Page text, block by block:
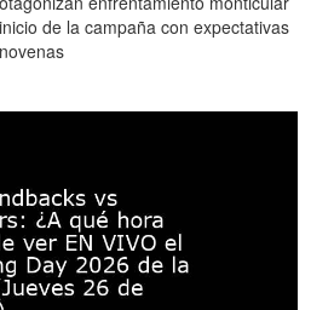
de la campaña con expectativas